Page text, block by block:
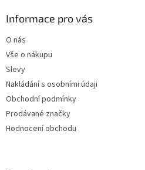
Informace pro vás
O nás
Vše o nákupu
Slevy
Nakládání s osobními údaji
Obchodní podmínky
Prodávané značky
Hodnocení obchodu